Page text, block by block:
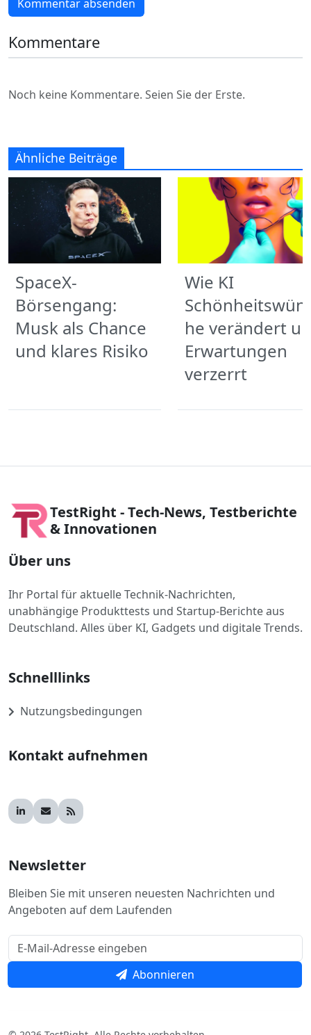
Kommentar absenden
Kommentare
Noch keine Kommentare. Seien Sie der Erste.
Ähnliche Beiträge
SpaceX-
Börsengang:
Musk als Chance
und klares Risiko
Wie KI
he verändert
Erwartungen
verzerrt
TestRight - Tech-News, Testberichte
& Innovationen
Über uns
Ihr Portal für aktuelle Technik-Nachrichten,
unabhängige Produkttests und Startup-Berichte aus
Deutschland. Alles über KI, Gadgets und digitale Trends.
Schnelllinks
Nutzungsbedingungen
Kontakt aufnehmen
Newsletter
Bleiben Sie mit unseren neuesten Nachrichten und
Angeboten auf dem Laufenden
Abonnieren